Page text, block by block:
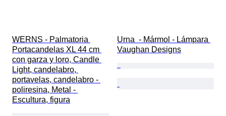
WERNS - Palmatoria
Portacandelas XL 44 cm
con garza y loro, Candle
Light, candelabro,
portavelas, candelabro -
poliresina, Metal -
Escultura, figura
Urna  - Mármol - Lámpara
Vaughan Designs